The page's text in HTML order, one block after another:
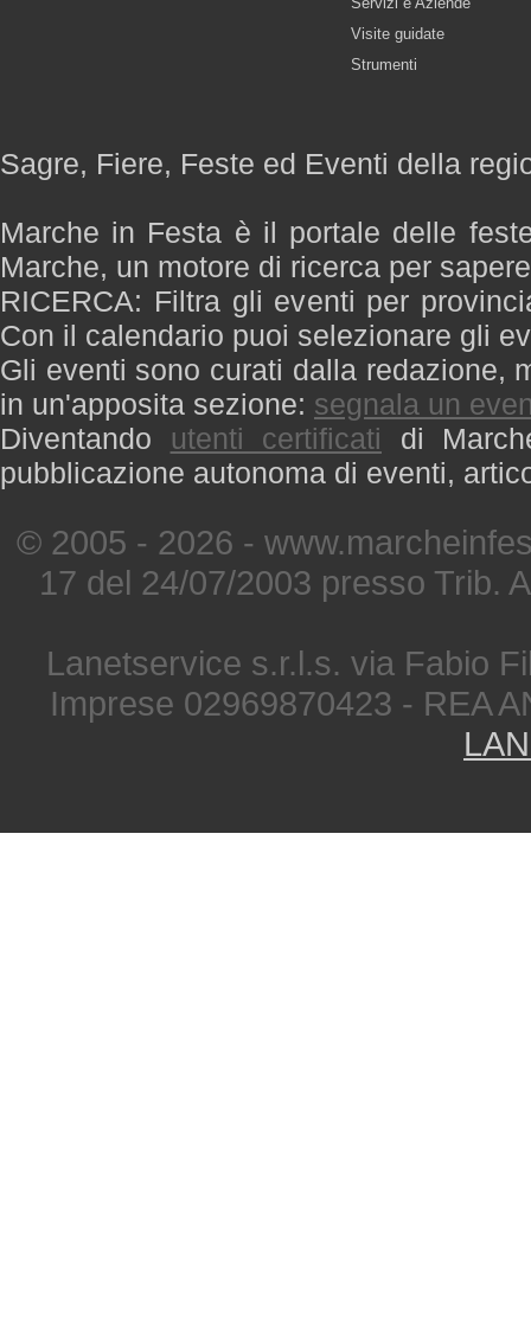
Visite guidate
Strumenti
Sagre, Fiere, Feste ed Eventi della
Marche in Festa è il portale delle
Marche, un motore di ricerca per
RICERCA: Filtra gli eventi per
Con il calendario puoi selezionare gli
Gli eventi sono curati dalla redazione,
in un'apposita sezione: segnala un
Diventando utenti certificati di
pubblicazione autonoma di eventi,
© 2005 - 2026 -
17 del 24/07/2003 presso Trib.
Lanetservice s.r.l.s. via Fabio
Imprese 02969870423 - REA